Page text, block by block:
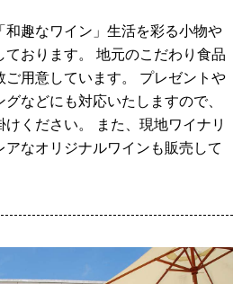
和趣なワイン」生活を彩る小物や
おります。 地元のこだわり食品
ご用意しています。 プレゼントや
などにも対応いたしますので、
ください。 また、現地ワイナリ
なオリジナルワインも販売して